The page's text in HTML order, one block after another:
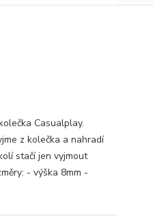
Casualplay.
z kolečka a nahradí
stačí jen vyjmout
- výška 8mm -